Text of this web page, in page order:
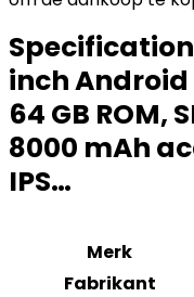
inch Android
64 GB ROM,
8000 mAh
IPS…
Merk
Fabrikant